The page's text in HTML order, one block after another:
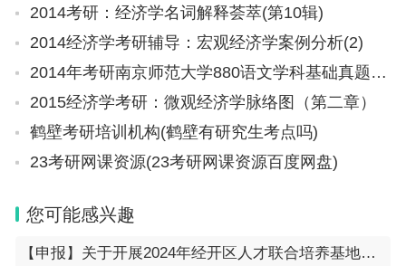
2014考研：经济学名词解释荟萃(第10辑)
2014经济学考研辅导：宏观经济学案例分析(2)
2014年考研南京师范大学880语文学科基础真题（回忆版）
2015经济学考研：微观经济学脉络图（第二章）
鹤壁考研培训机构(鹤壁有研究生考点吗)
23考研网课资源(23考研网课资源百度网盘)
您可能感兴趣
【申报】关于开展2024年经开区人才联合培养基地认定工作的通知